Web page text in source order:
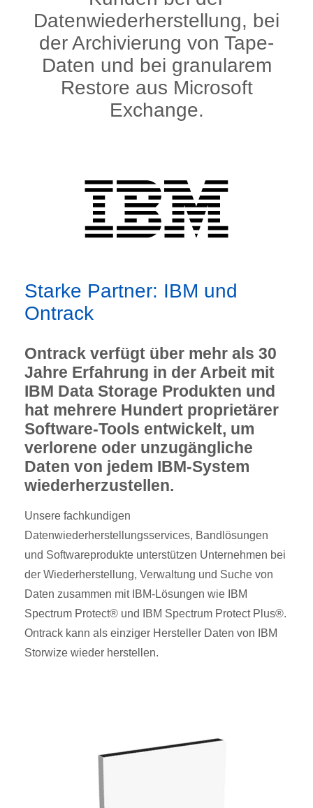
Datenwiederherstellung, bei
der Archivierung von Tape-
Daten und bei granularem
Restore aus Microsoft
Exchange.
Starke Partner: IBM und
Ontrack
Ontrack verfügt über mehr als 30
Jahre Erfahrung in der Arbeit mit
IBM Data Storage Produkten und
hat mehrere Hundert proprietärer
Software-Tools entwickelt, um
verlorene oder unzugängliche
Daten von jedem IBM-System
wiederherzustellen.
Unsere fachkundigen
Datenwiederherstellungsservices, Bandlösungen
und Softwareprodukte unterstützen Unternehmen bei
der Wiederherstellung, Verwaltung und Suche von
Daten zusammen mit IBM-Lösungen wie IBM
Spectrum Protect® und IBM Spectrum Protect Plus®.
Ontrack kann als einziger Hersteller Daten von IBM
Storwize wieder herstellen.